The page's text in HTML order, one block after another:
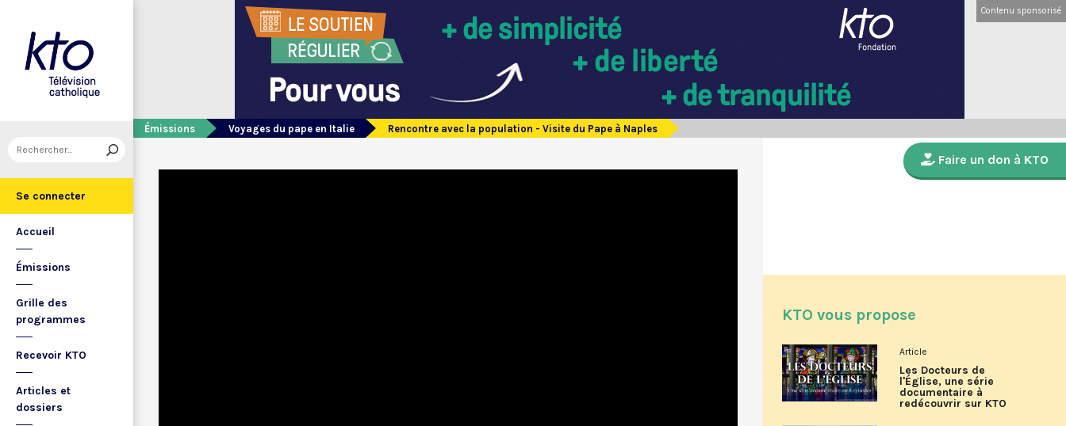
Se connecter
Accueil
Émissions
Grille des
programmes
Recevoir KTO
Articles et
dossiers
Contenu sponsorisé
Émissions Voyages du pape en Italie Rencontre avec la population - Visite du Pape à Naples
Faire un don à KTO
KTO vous propose
Article
Les Docteurs de
l'Église, une série
documentaire à
redécouvrir sur KTO